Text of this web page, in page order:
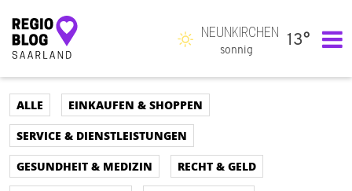
Hauptnavigation
NEUNKIRCHEN
sonnig
13°
ALLE
EINKAUFEN & SHOPPEN
SERVICE & DIENSTLEISTUNGEN
GESUNDHEIT & MEDIZIN
RECHT & GELD